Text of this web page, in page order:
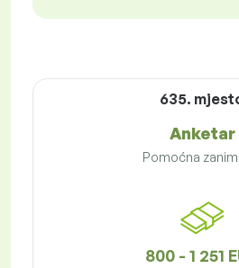
635.
Anketar
Pomoćna
800 - 1 251